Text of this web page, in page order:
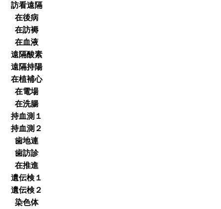
訪看遠隔
在後病
在訪褥
在血液
遠隔酸素
遠隔持陽
在植補心
在電場
在洗腸
持血測１
持血測２
歯地連
歯訪診
在推進
遺伝検１
遺伝検２
染色体